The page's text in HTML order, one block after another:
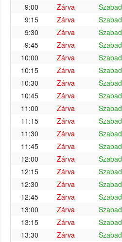
9:00
Zárva Szabad
9:15
Zárva Szabad
9:30
Zárva Szabad
9:45
Zárva Szabad
10:00
Zárva Szabad
10:15
Zárva Szabad
10:30
Zárva Szabad
10:45
Zárva Szabad
11:00
Zárva Szabad
11:15
Zárva Szabad
11:30
Zárva Szabad
11:45
Zárva Szabad
12:00
Zárva Szabad
12:15
Zárva Szabad
12:30
Zárva Szabad
12:45
Zárva Szabad
13:00
Zárva Szabad
13:15
Zárva Szabad
13:30
Zárva Szabad